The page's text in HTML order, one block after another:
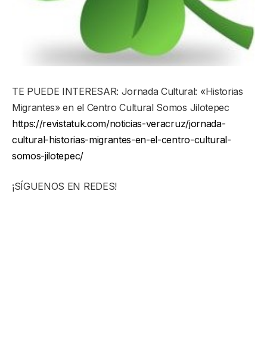
TE PUEDE INTERESAR: Jornada Cultural: «Historias
Migrantes» en el Centro Cultural Somos Jilotepec
https://revistatuk.com/noticias-veracruz/jornada-
cultural-historias-migrantes-en-el-centro-cultural-
somos-jilotepec/
¡SÍGUENOS EN REDES!